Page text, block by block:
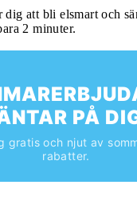
dig att bli elsmart och
2 minuter.
PÅ
gratis och njut av
rabatter.